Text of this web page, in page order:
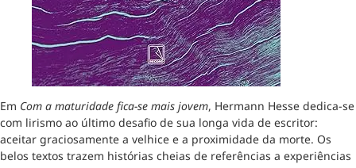
Em Com a maturidade fica-se mais jovem, Hermann Hesse dedica-se
com lirismo ao último desafio de sua longa vida de escritor:
aceitar graciosamente a velhice e a proximidade da morte. Os
belos textos trazem histórias cheias de referências a experiências